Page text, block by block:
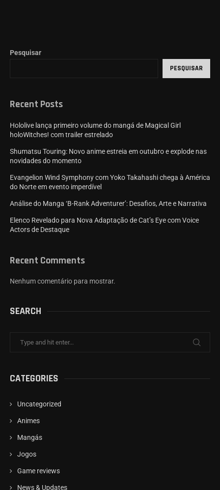
Pesquisar
PESQUISAR
Recent Posts
Hololive lança primeiro volume do mangá de Magical Girl
holoWitches! com trailer estrelado
Shumatsu Touring: Novo anime estreia em outubro e explode nas
novidades do momento
Evangelion Wind Symphony com Yoko Takahashi chega à América
do Norte em evento imperdível
Análise do Manga ‘B-Rank Adventurer’: Desafios, Arte e Narrativa
Elenco Revelado para Nova Adaptação de Cat’s Eye com Voice
Actors de Destaque
Recent Comments
Nenhum comentário para mostrar.
SEARCH
CATEGORIES
Uncategorized
Animes
Mangás
Jogos
Game reviews
News & Updates